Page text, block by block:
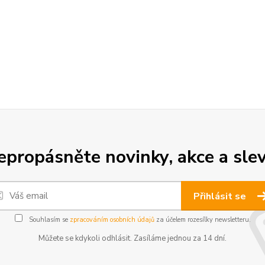
novinky, akce a
Přihlásit se
Souhlasím se zpracováním osobních údajůza účelem rozesílky newsletteru.
Můžete se kdykoli odhlásit. Zasíláme jednou za 14 dní.